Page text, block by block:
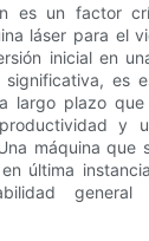
es un factor
láser para el
inicial en
es
largo plazo
y
máquina que
última